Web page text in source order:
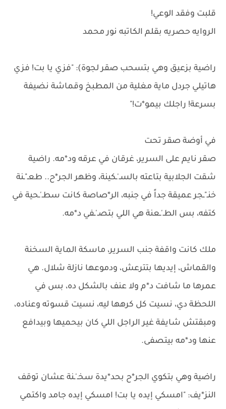
قلبت وفقد الوعي!
الروايه حصريه بقلم الكاتبه نور محمد
راضية بزعيق وهي بتسحب صقر لجوة): "فزي يا بت! فزي
هاتيلي جردل ماية مغلية من المطبخ وقماشة نضيفة
بسرعة! راجلك بيمو*ت!"
في أوضة صقر تحت
صقر نايم على السرير، غرقان في عرقه ود*مه. راضية
شقت الجلابية بتاعته بالسـ'ـكينة، وظهر الجر*ح.. طعـ"ـنة
خنـ"ـجر عميقة جداً في جنبه، الر*صاصة كانت سطـ'ـحية في
كتفه، بس الطـ'ـعنة هي اللي بتصـ'ـفي د*مه.
ملك كانت واقفة جنب السرير، ماسكة الماية السخنة
والقماش، إيديها بتترعش، ودموعها نازلة شلال. هي
عمرها ما شافت د*م ولا عنف بالشكل ده، بس في
اللحظة دي، نسيت كل كرهها ليه، نسيت قسوته وعناده،
ومبقتش شايفة غير الراجل اللي كان بيحميها وبيدافع
عنها ود*مه بيتصفى.
راضية وهي بتكوي الجر*ح بحد*يدة سخـ'ـنة عشان توقف
النز*يف: "امسكي إيده يا بت! امسكي إيده جامد واكتمي